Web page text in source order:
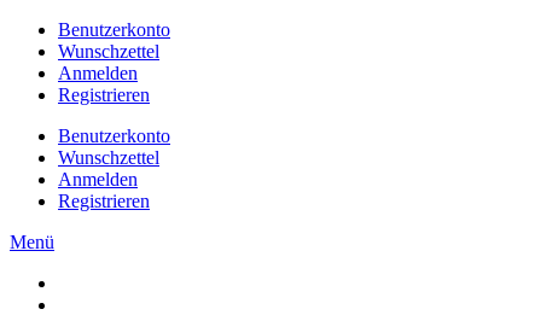
Benutzerkonto
Wunschzettel
Anmelden
Registrieren
Benutzerkonto
Wunschzettel
Anmelden
Registrieren
Menü